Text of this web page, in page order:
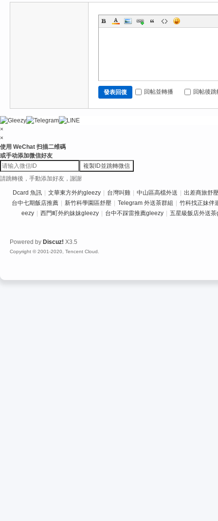
發表回復 回帖並轉播 回帖後
×
×
使用 WeChat 扫描二维碼
或手动添加微信好友
複製ID並跳轉微信
請跳轉後，手動添加好友，謝謝
Dcard 魚訊 文華東方外約gleezy 台灣叫雞 中山區高檔外送
出差商旅舒
台中七期飯店推薦
新竹科學園區舒壓 Telegram 外送茶群組
竹科找正妹伴
eezy
西門町外約妹妹gleezy 台中不踩雷推薦gleezy 五星級飯店外送
Powered by Discuz! X3.5
Copyright © 2001-2020, Tencent Cloud.